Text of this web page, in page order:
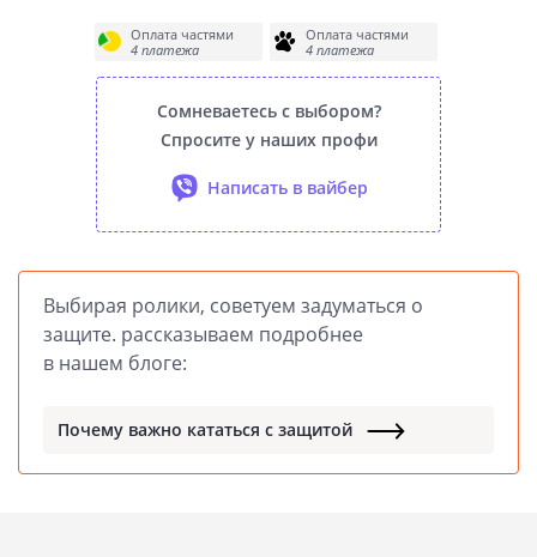
Оплата частями
4 платежа
Оплата частями
4 платежа
Сомневаетесь с выбором?
Спросите у наших профи
Написать в вайбер
Выбирая ролики, советуем задуматься о
защите. рассказываем подробнее
в нашем блоге:
Почему важно кататься с защитой